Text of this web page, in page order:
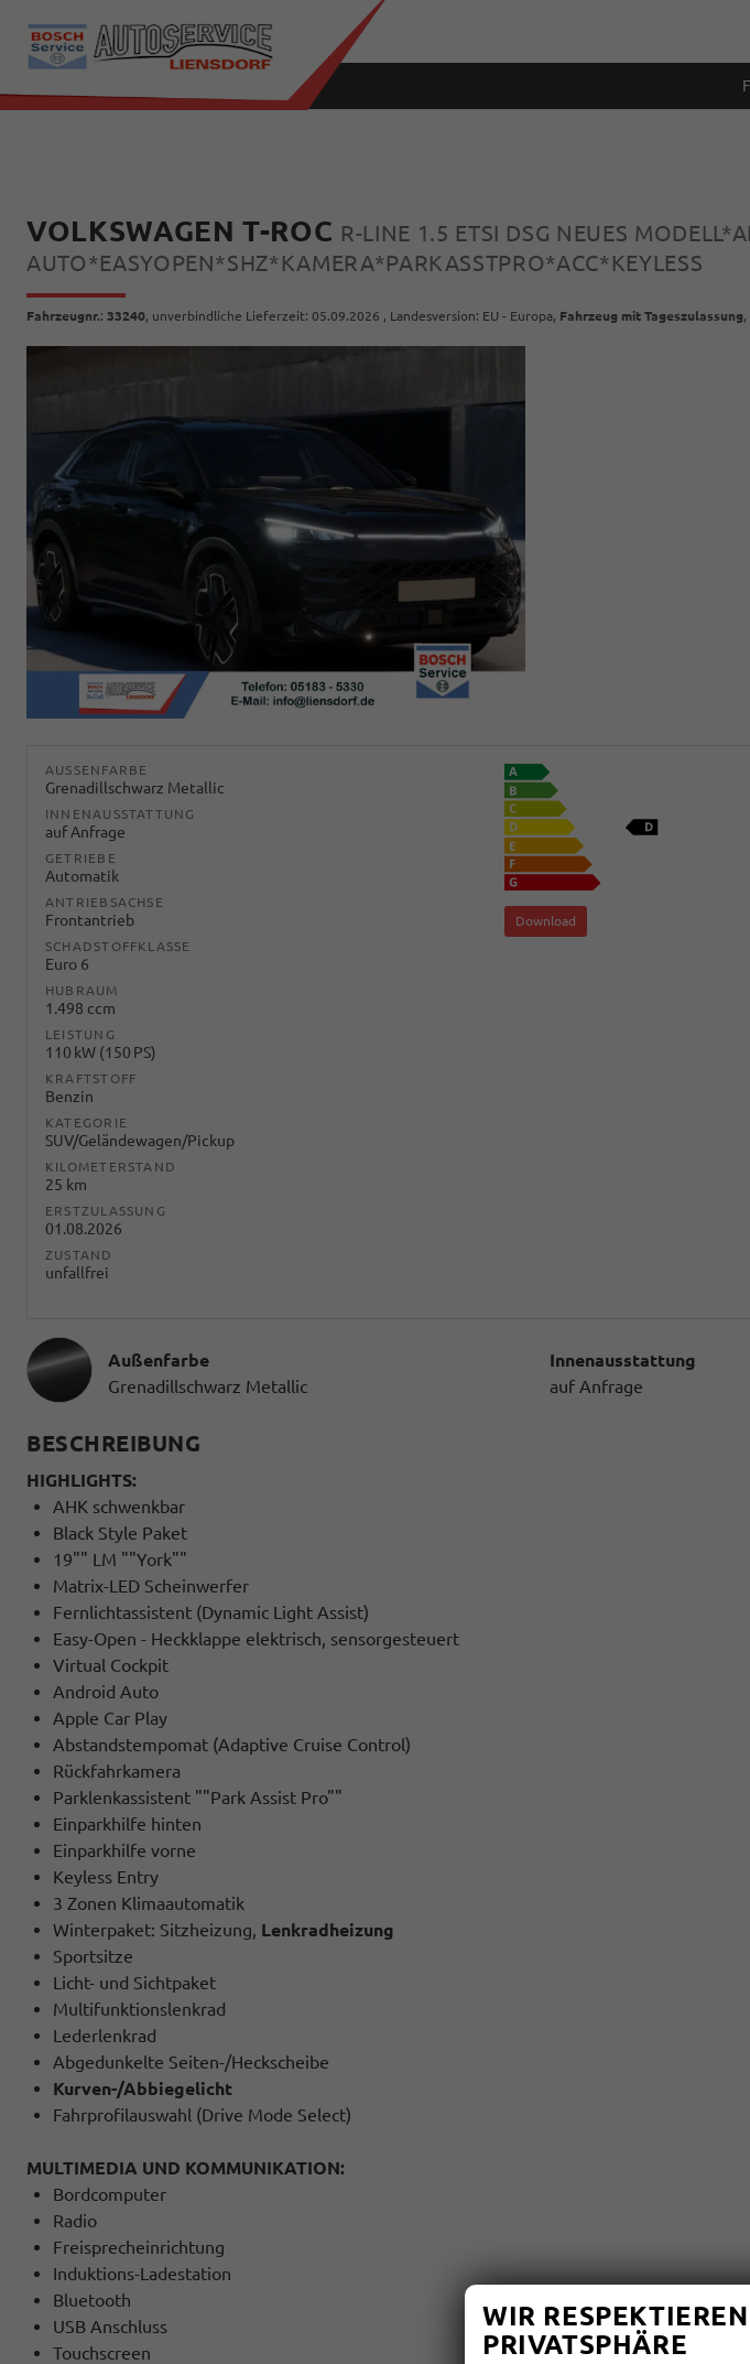
VOLKSWAGEN T-ROC R-LINE 1.5 ETSI DSG NEUES
AUTO*EASYOPEN*SHZ*KAMERA*PARKASSTPRO*ACC*KEYLESS
Fahrzeugnr.: 33240, unverbindliche Lieferzeit: 05.09.2026 , Landesversion: EU - Europa, Fahrzeug mit Tageszulassung
AUSSENFARBE
Grenadillschwarz Metallic
INNENAUSSTATTUNG
auf Anfrage
GETRIEBE
Automatik
ANTRIEBSACHSE
Frontantrieb
SCHADSTOFFKLASSE
Euro 6
HUBRAUM
1.498 ccm
LEISTUNG
110 kW (150 PS)
KRAFTSTOFF
Benzin
KATEGORIE
SUV/Geländewagen/Pickup
KILOMETERSTAND
25 km
ERSTZULASSUNG
01.08.2026
ZUSTAND
unfallfrei
Download
Außenfarbe
Grenadillschwarz Metallic
Innenausstattung
auf Anfrage
BESCHREIBUNG
HIGHLIGHTS:
AHK schwenkbar
Black Style Paket
19"" LM ""York""
Matrix-LED Scheinwerfer
Fernlichtassistent (Dynamic Light Assist)
Easy-Open - Heckklappe elektrisch, sensorgesteuert
Virtual Cockpit
Android Auto
Apple Car Play
Abstandstempomat (Adaptive Cruise Control)
Rückfahrkamera
Parklenkassistent ""Park Assist Pro""
Einparkhilfe hinten
Einparkhilfe vorne
Keyless Entry
3 Zonen Klimaautomatik
Winterpaket: Sitzheizung, Lenkradheizung
Sportsitze
Licht- und Sichtpaket
Multifunktionslenkrad
Lederlenkrad
Abgedunkelte Seiten-/Heckscheibe
Kurven-/Abbiegelicht
Fahrprofilauswahl (Drive Mode Select)
MULTIMEDIA UND KOMMUNIKATION:
Bordcomputer
Radio
Freisprecheinrichtung
Induktions-Ladestation
Bluetooth
USB Anschluss
Touchscreen
WIR
PRIVATSPHÄRE